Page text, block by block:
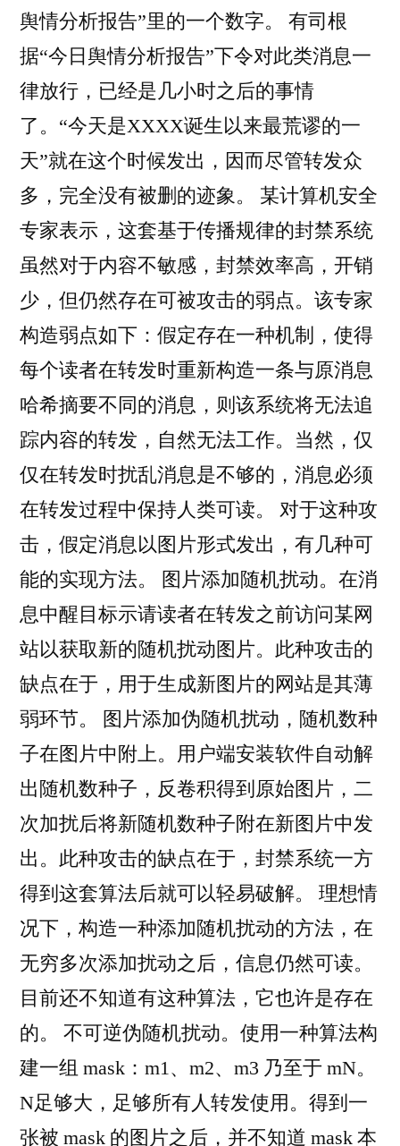
舆情分析报告”里的一个数字。 有司根
据“今日舆情分析报告”下令对此类消息一
律放行，已经是几小时之后的事情
了。“今天是XXXX诞生以来最荒谬的一
天”就在这个时候发出，因而尽管转发众
多，完全没有被删的迹象。 某计算机安全
专家表示，这套基于传播规律的封禁系统
虽然对于内容不敏感，封禁效率高，开销
少，但仍然存在可被攻击的弱点。该专家
构造弱点如下：假定存在一种机制，使得
每个读者在转发时重新构造一条与原消息
哈希摘要不同的消息，则该系统将无法追
踪内容的转发，自然无法工作。当然，仅
仅在转发时扰乱消息是不够的，消息必须
在转发过程中保持人类可读。 对于这种攻
击，假定消息以图片形式发出，有几种可
能的实现方法。 图片添加随机扰动。在消
息中醒目标示请读者在转发之前访问某网
站以获取新的随机扰动图片。此种攻击的
缺点在于，用于生成新图片的网站是其薄
弱环节。 图片添加伪随机扰动，随机数种
子在图片中附上。用户端安装软件自动解
出随机数种子，反卷积得到原始图片，二
次加扰后将新随机数种子附在新图片中发
出。此种攻击的缺点在于，封禁系统一方
得到这套算法后就可以轻易破解。 理想情
况下，构造一种添加随机扰动的方法，在
无穷多次添加扰动之后，信息仍然可读。
目前还不知道有这种算法，它也许是存在
的。 不可逆伪随机扰动。使用一种算法构
建一组 mask：m1、m2、m3 乃至于 mN。
N足够大，足够所有人转发使用。得到一
张被 mask 的图片之后，并不知道 mask 本